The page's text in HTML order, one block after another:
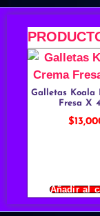
Galletas Koala
Fresa X
$
Añadir al